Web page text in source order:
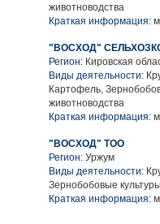
животноводства
Краткая информация:
"ВОСХОД"
Регион: Кировская
Виды деятельности:
Картофель,
животноводства
Краткая информация:
"ВОСХОД" ТОО
Регион: Уржум
Виды деятельности:
Зернобобовые
Краткая информация: